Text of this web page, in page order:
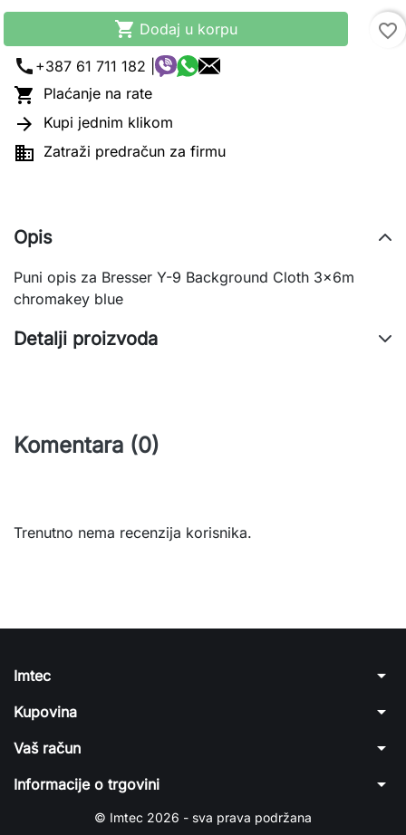
 Dodaj u korpu
favorite_border
call +387 61 711 182 |
 Plaćanje na rate
 Kupi jednim klikom
 Zatraži predračun za firmu
Opis
Puni opis za Bresser Y-9 Background Cloth 3x6m
chromakey blue
Detalji proizvoda
Komentara (0)
Trenutno nema recenzija korisnika.
Imtec arrow_drop_down
Kupovina arrow_drop_down
Vaš račun arrow_drop_down
Informacije o trgovini arrow_drop_down
© Imtec 2026 - sva prava podržana